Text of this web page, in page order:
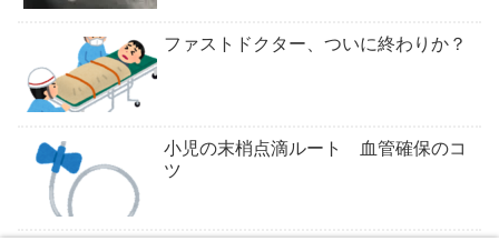
ファストドクター、ついに終わりか？
小児の末梢点滴ルート 血管確保のコ
ツ